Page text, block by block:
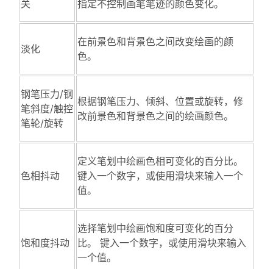
关 指定不控制画笔笔迹的颜色变化。
淡化
在前景色和背景色之间改变绘画的颜
色。
钢笔压力/钢
笔斜度/触控
笔轮/旋转
根据钢笔压力、倾斜、位置或旋转，修
改前景色和背景色之间的绘画颜色。
色相抖动
定义笔划中绘画色相可变化的百分比。
键入一个数字，或使用滑块来输入一个
值。
饱和度抖动
选择笔划中绘画饱和度可变化的百分
比。 键入一个数字，或使用滑块来输入
一个值。